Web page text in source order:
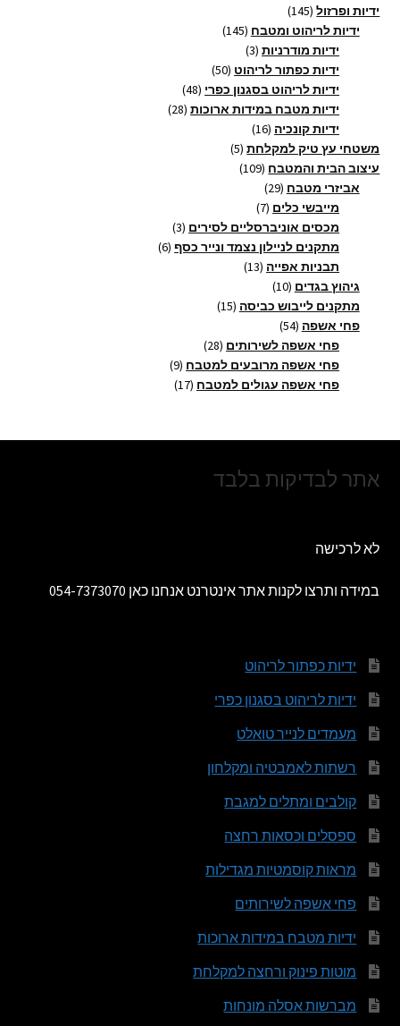
ידיות ופרזול 145
145
מוצרים
ידיות לריהוט ומטבח 145
145
ידיות מודרניות 3
3
מוצריםידיות כפתור לריהוט 50
50
מוצריםידיות לריהוט בסגנון כפרי 48
48
מוצרים ידיות מטבח במידות ארוכות 28
28
ידיות קונכיה 16
16
מוצריםמשטחי עץ טיק למקלחת 5
5
עיצוב הבית והמטבח 109
109
אביזרי מטבח 29
29
מוצרים מייבשי כלים 7
7
מוצרים
מכסים אוניברסליים לסירים 3
3
מוצריםמתקנים לניילון נצמד ונייר כסף 6
6
תבניות אפייה 13
13
גיהוץ בגדים 10
10
מוצרים
מתקנים לייבוש כביסה 15
15
פחי אשפה 54
54
מוצרים
פחי אשפה לשירותים 28
28
מוצרים
פחי אשפה מרובעים למטבח 9
9
מוצרים
פחי אשפה עגולים למטבח 17
17
אתר לבדיקות בלבד
לא לרכישה
במידה ותרצו לקנות אתר אינטרנט אנחנו כאן 054-7373070
ידיות כפתור לריהוט
ידיות לריהוט בסגנון כפרי
מעמדים לנייר טואלט
רשתות לאמבטיה ומקלחון
קולבים ומתלים למגבת
ספסלים וכסאות רחצה
מראות קוסמטיות מגדילות
פחי אשפה לשירותים
ידיות מטבח במידות ארוכות
מוטות פינוק ורחצה למקלחת
מברשות אסלה מונחות